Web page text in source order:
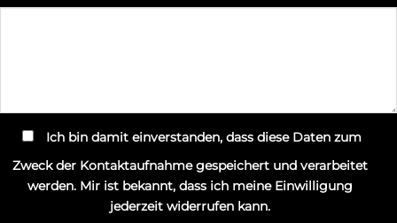
Ich bin damit einverstanden, dass diese Daten zum
Zweck der Kontaktaufnahme gespeichert und verarbeitet
werden. Mir ist bekannt, dass ich meine Einwilligung
jederzeit widerrufen kann.